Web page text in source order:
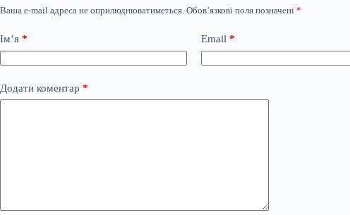
Ваша e-mail адреса не оприлюднюватиметься. Обов’язкові поля позначені *
Ім’я * Email *
Додати коментар *